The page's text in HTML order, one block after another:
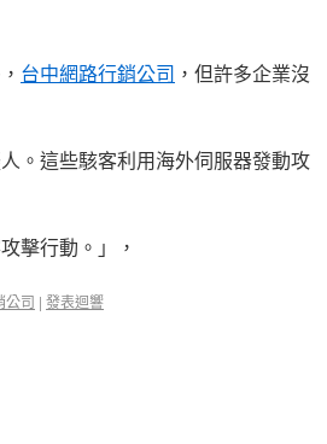
台中網路行銷公司 ，但許多企業沒
。這些駭客利用海外伺服器發動攻
擊行動。」，
公司 | 發表迴響